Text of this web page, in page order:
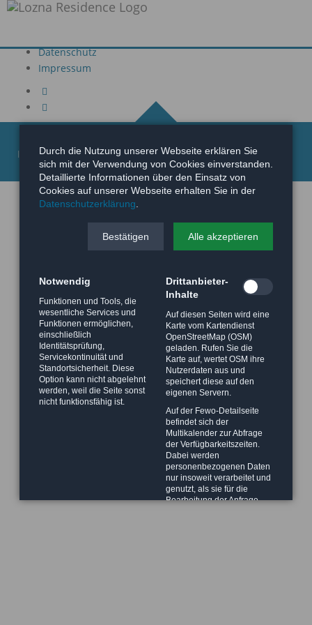
Buchungsanfrage
Datenschutz
Impressum
AGB
Datenschutz
Impressum
Durch die Nutzung unserer Webseite erklären Sie
sich mit der Verwendung von Cookies einverstanden.
Detaillierte Informationen über den Einsatz von
Cookies auf unserer Webseite erhalten Sie in der
Datenschutzerklärung.
Bestätigen Alle akzeptieren
Notwendig
Funktionen und Tools, die
wesentliche Services und
Funktionen ermöglichen,
einschließlich
Identitätsprüfung,
Servicekontinuität und
Standortsicherheit. Diese
Option kann nicht abgelehnt
werden, weil die Seite sonst
nicht funktionsfähig ist.
Drittanbieter-
Inhalte
Auf diesen Seiten wird eine
Karte vom Kartendienst
OpenStreetMap (OSM)
geladen. Rufen Sie die
Karte auf, wertet OSM ihre
Nutzerdaten aus und
speichert diese auf den
eigenen Servern.
Auf der Fewo-Detailseite
befindet sich der
Multikalender zur Abfrage
der Verfügbarkeitszeiten.
Dabei werden
personenbezogenen Daten
nur insoweit verarbeitet und
genutzt, als sie für die
Bearbeitung der Anfrage